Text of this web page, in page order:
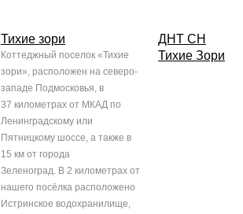
Тихие зори
Коттеджный поселок «Тихие
зори», расположен на северо-
западе Подмосковья, в
37 километрах от МКАД по
Ленинградскому или
Пятницкому шоссе, а также в
15 км от города
Зеленоград. В 2 километрах от
нашего посёлка расположено
Истринское водохранилище,
ДНТ СН
Тихие Зори